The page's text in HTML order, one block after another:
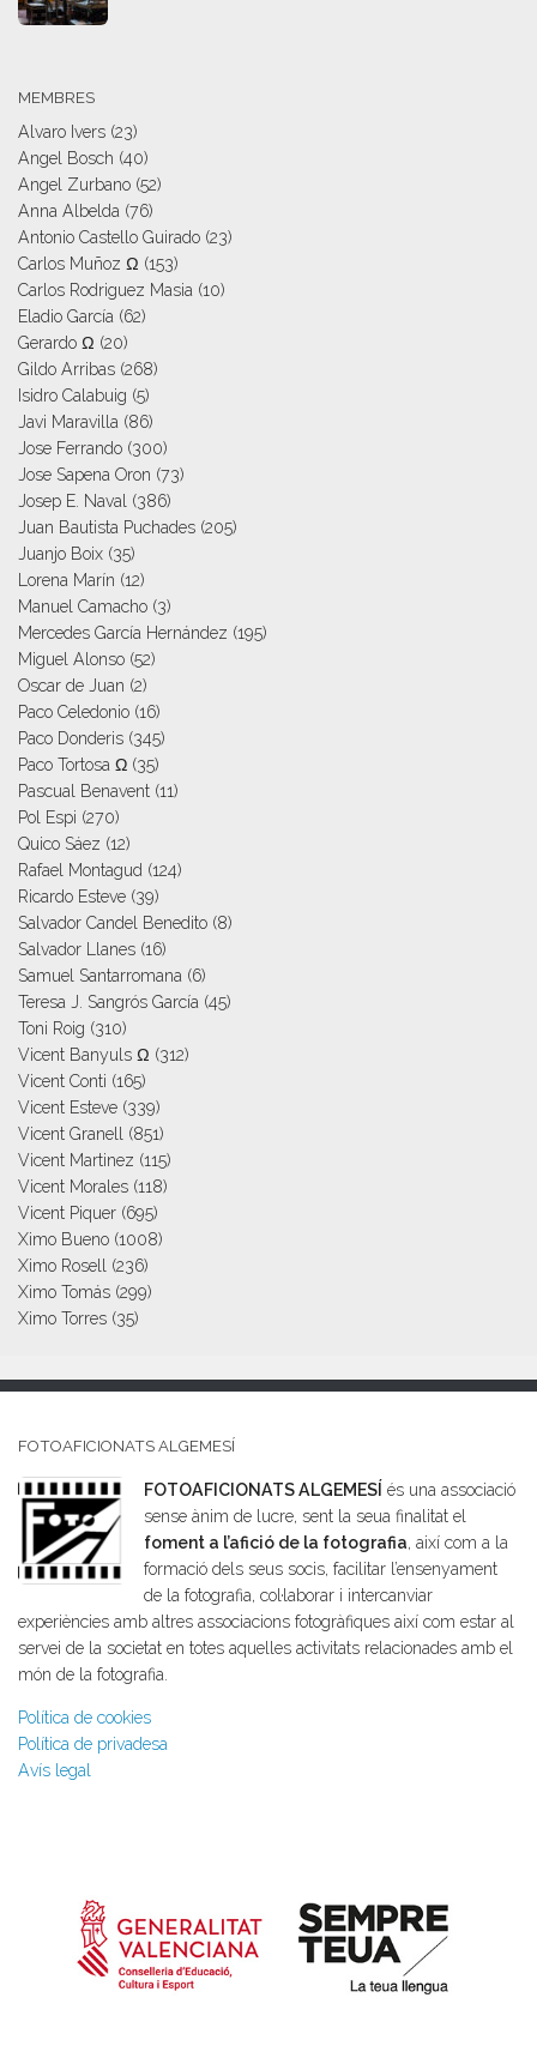
MEMBRES
Alvaro Ivers (23)
Angel Bosch (40)
Angel Zurbano (52)
Anna Albelda (76)
Antonio Castello Guirado (23)
Carlos Muñoz Ω (153)
Carlos Rodriguez Masia (10)
Eladio García (62)
Gerardo Ω (20)
Gildo Arribas (268)
Isidro Calabuig (5)
Javi Maravilla (86)
Jose Ferrando (300)
Jose Sapena Oron (73)
Josep E. Naval
(386)
Juan Bautista Puchades (205)
Juanjo Boix (35)
Lorena Marín (12)
Manuel Camacho (3)
Mercedes García Hernández (195)
Miguel Alonso (52)
Oscar de Juan (2)
Paco Celedonio (16)
Paco Donderis (345)
Paco Tortosa Ω (35)
Pascual Benavent (11)
Pol Espi (270)
Quico Sáez (12)
Rafael Montagud (124)
Ricardo Esteve (39)
Salvador Candel Benedito (8)
Salvador Llanes (16)
Samuel Santarromana (6)
Teresa J. Sangrós García (45)
Toni Roig (310)
Vicent Banyuls Ω (312)
Vicent Conti (165)
Vicent Esteve (339)
Vicent Granell
(851)
Vicent Martinez (115)
Vicent Morales (118)
Vicent Piquer (695)
Ximo Bueno (1008)
Ximo Rosell
(236)
Ximo Tomás (299)
Ximo Torres (35)
FOTOAFICIONATS ALGEMESÍ
FOTOAFICIONATS ALGEMESÍ és una associació
sense ànim de lucre, sent la seua finalitat el
foment a l’afició de la fotografia, així com a la
formació dels seus socis, facilitar l’ensenyament
de la fotografia, col·laborar i intercanviar
experiències amb altres associacions fotogràfiques així com estar al
servei de la societat en totes aquelles activitats relacionades amb el
món de la fotografia.
Política de cookies
Política de privadesa
Avís legal